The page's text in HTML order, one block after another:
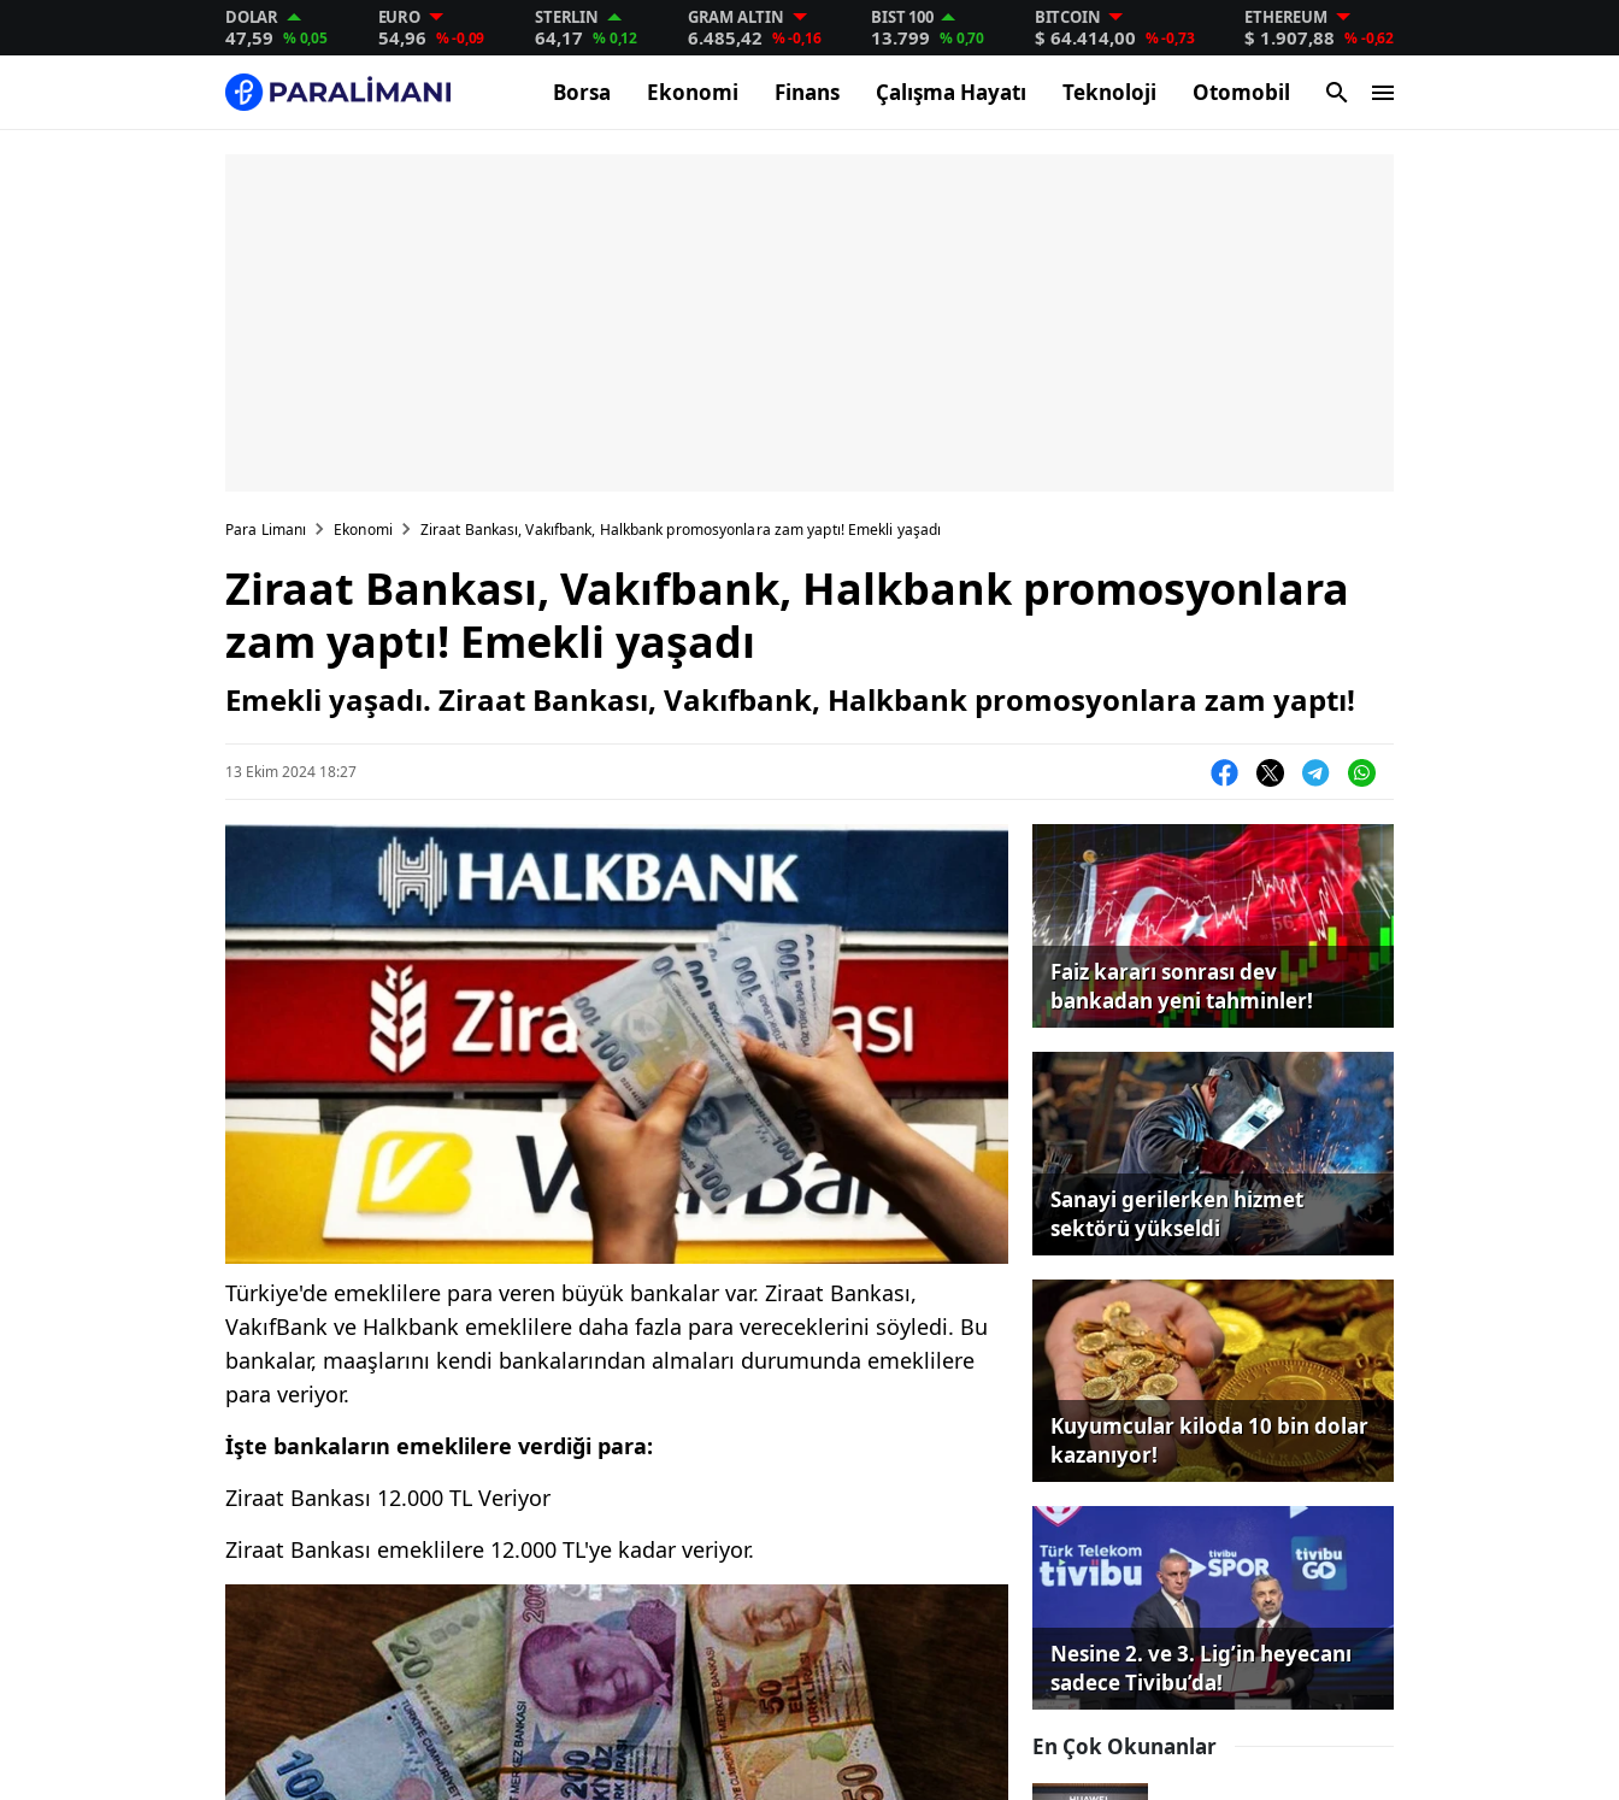
DOLAR
47,59 % 0,05
EURO
54,96 % -0,09
STERLIN
64,17 % 0,12
GRAM ALTIN
6.485,42 % -0,16
BIST 100
13.799 % 0,70
BITCOIN
$ 64.414,00 % -0,73
ETHEREUM
$ 1.907,88 % -0,62
Borsa Ekonomi Finans Çalışma Hayatı Teknoloji Otomobil
Para Limanı Ekonomi Ziraat Bankası, Vakıfbank, Halkbank promosyonlara zam yaptı! Emekli yaşadı
Ziraat Bankası, Vakıfbank, Halkbank promosyonlara
zam yaptı! Emekli yaşadı
Emekli yaşadı. Ziraat Bankası, Vakıfbank, Halkbank promosyonlara zam yaptı!
13 Ekim 2024 18:27
Türkiye'de emeklilere para veren büyük bankalar var. Ziraat Bankası,
VakıfBank ve Halkbank emeklilere daha fazla para vereceklerini söyledi. Bu
bankalar, maaşlarını kendi bankalarından almaları durumunda emeklilere
para veriyor.
İşte bankaların emeklilere verdiği para:
Ziraat Bankası 12.000 TL Veriyor
Ziraat Bankası emeklilere 12.000 TL'ye kadar veriyor.
Faiz kararı sonrası dev
bankadan yeni tahminler!
Sanayi gerilerken hizmet
sektörü yükseldi
Kuyumcular kiloda 10 bin dolar
kazanıyor!
Nesine 2. ve 3. Lig’in heyecanı
sadece Tivibu’da!
En Çok Okunanlar